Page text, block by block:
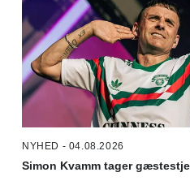
NYHED - 04.08.2026
Simon Kvamm tager